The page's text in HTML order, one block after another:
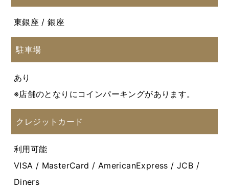
東銀座 / 銀座
駐車場
あり
※店舗のとなりにコインパーキングがあります。
クレジットカード
利用可能
VISA / MasterCard / AmericanExpress / JCB /
Diners